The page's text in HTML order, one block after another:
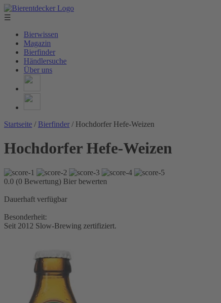
☰
Bierwissen
Magazin
Bierfinder
Händlersuche
Über uns
Startseite / Bierfinder / Hochdorfer Hefe-Weizen
Hochdorfer Hefe-Weizen
0.0 (0 Bewertung) Bier bewerten
Dauerhaft verfügbar
Besonderheit:
Seit 2012 Slow-Brewing zertifiziert.